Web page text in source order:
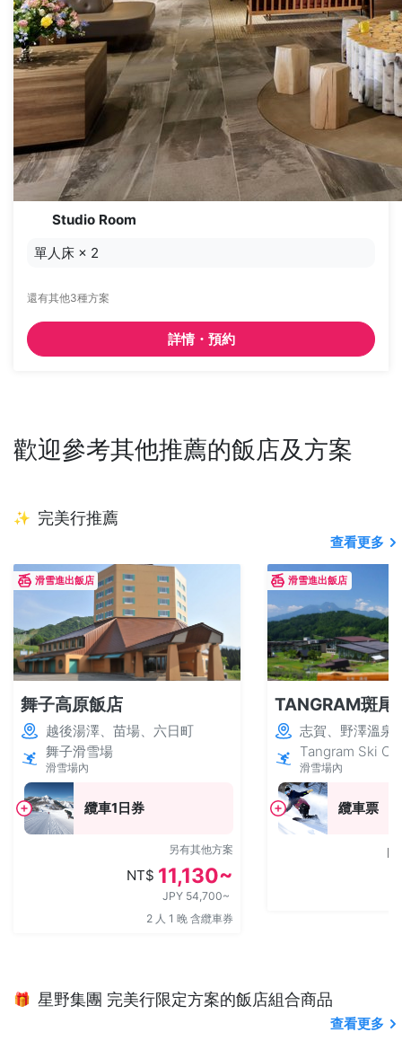
Studio Room
單人床 × 2
還有其他3種方案
詳情・預約
歡迎參考其他推薦的飯店及方案
✨ 完美行推薦
查看更多
滑雪進出飯店
舞子高原飯店
越後湯澤、苗場、六日町
舞子滑雪場
滑雪場內
纜車1日券
另有其他方案
NT$ 11,130~
JPY 54,700~
2 人 1 晚 含纜車券
滑雪進出飯店
TANGRAM斑尾
志賀、野澤溫泉
Tangram Ski
滑雪場內
纜車票
🎁 星野集團 完美行限定方案的飯店組合商品
查看更多